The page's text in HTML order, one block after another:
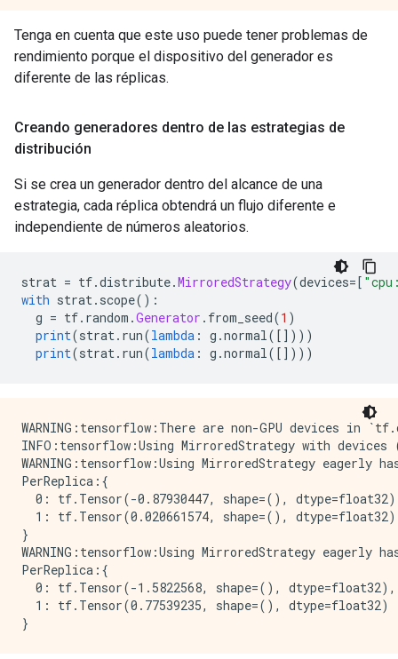
Tenga en cuenta que este uso puede tener problemas de
rendimiento porque el dispositivo del generador es
diferente de las réplicas.
Creando generadores dentro de las estrategias de
distribución
Si se crea un generador dentro del alcance de una
estrategia, cada réplica obtendrá un flujo diferente e
independiente de números aleatorios.
strat = tf.distribute.MirroredStrategy(devices=[
with strat. scope():
g = tf. random .Generator . from_seed(1 )
print(strat. run(lambda : g .normal([])))
print(strat. run(lambda : g .normal([])))
WARNING:tensorflow:There are non-GPU devices
INFO:tensorflow:Using MirroredStrategy with
WARNING:tensorflow:Using MirroredStrategy
PerReplica:{
0: tf.Tensor(-0.87930447, shape=(),
  1: tf.Tensor(0.020661574, shape=(), dtype=float32)
}
WARNING:tensorflow:Using MirroredStrategy
PerReplica:{
  0: tf.Tensor(-1.5822568, shape=(), dtype=float32),
  1: tf.Tensor(0.77539235, shape=(), dtype=float32)